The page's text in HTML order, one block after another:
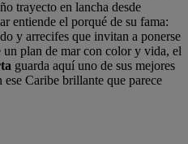
trayecto en lancha desde
entiende el porqué de su fama:
y arrecifes que invitan a ponerse
un plan de mar con color y vida, el
guarda aquí uno de sus mejores
Caribe brillante que parece